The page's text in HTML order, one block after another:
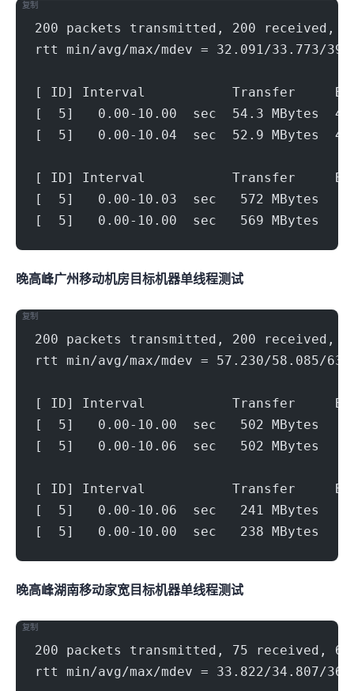
200 packets transmitted, 200 received,
rtt min/avg/max/mdev = 32.091/33.773/
[ ID] Interval           Transfer
[  5]   0.00-10.00  sec  54.3 MBytes
[  5]   0.00-10.04  sec  52.9 MBytes
[ ID] Interval           Transfer
[  5]   0.00-10.03  sec   572 MBytes
[  5]   0.00-10.00  sec   569 MBytes
复制
晚高峰广州移动机房(500Mbps)目标机器 IPERF3单线程测试
200 packets transmitted, 200 received,
rtt min/avg/max/mdev = 57.230/58.085/
[ ID] Interval           Transfer
[  5]   0.00-10.00  sec   502 MBytes
[  5]   0.00-10.06  sec   502 MBytes
[ ID] Interval           Transfer
[  5]   0.00-10.06  sec   241 MBytes
[  5]   0.00-10.00  sec   238 MBytes
复制
晚高峰湖南移动家宽(300Mbps)目标机器 IPERF3单线程测试
200 packets transmitted, 75 received,
rtt min/avg/max/mdev = 33.822/34.807/
复制